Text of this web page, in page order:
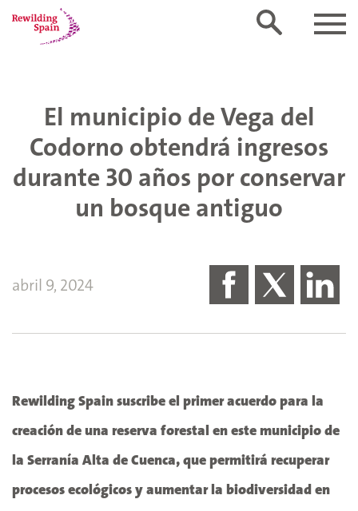
El municipio de Vega del
Codorno obtendrá ingresos
durante 30 años por conservar
un bosque antiguo
abril 9, 2024
Rewilding Spain suscribe el primer acuerdo para la
creación de una reserva forestal en este municipio de
la Serranía Alta de Cuenca, que permitirá recuperar
procesos ecológicos y aumentar la biodiversidad en